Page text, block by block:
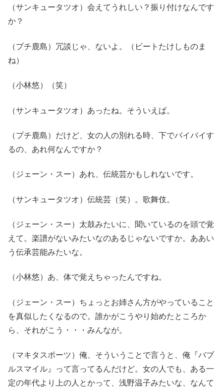
（サンキュータツオ）会えてうれしい？振り付けなんです
か？
（プチ鹿島）冗談じゃ、ないよ。（ビートたけしものま
ね）
（小林悠）（笑）
（サンキュータツオ）あったね。そういえば。
（プチ鹿島）だけど、女の人の別れる時、下でバイバイす
るの、あれ何なんですか？
（ジェーン・スー）あれ、伝統芸かもしれないです。
（サンキュータツオ）伝統芸（笑）。歌舞伎。
（ジェーン・スー）太鼓みたいに、聞いているのを頭で覚
えて。楽譜がないみたいなのあるじゃないですか。ああい
う伝承芸能みたいな。
（小林悠）あ、体で覚えちゃったんですね。
（ジェーン・スー）ちょっとお姉さん方がやっていること
を真似したくなるので。誰かがこうやり始めたところか
ら、それがこう・・・みんなが。
（マキタスポーツ）俺、そういうことで言うと、俺『バブ
ルスマイル』って言ってるんだけど。女の人でも、ある一
定の年代より上の人とかって、浅野温子みたいな、なんて